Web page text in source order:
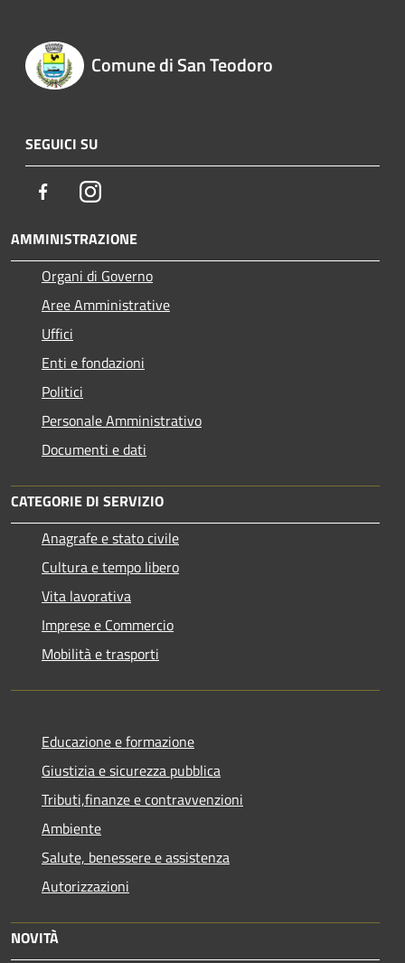
Comune di San Teodoro
SEGUICI SU
FacebookInstagram
AMMINISTRAZIONE
Organi di Governo
Aree Amministrative
Uffici
Enti e fondazioni
Politici
Personale Amministrativo
Documenti e dati
CATEGORIE DI SERVIZIO
Anagrafe e stato civile
Cultura e tempo libero
Vita lavorativa
Imprese e Commercio
Mobilità e trasporti
Educazione e formazione
Giustizia e sicurezza pubblica
Tributi,finanze e contravvenzioni
Ambiente
Salute, benessere e assistenza
Autorizzazioni
NOVITÀ